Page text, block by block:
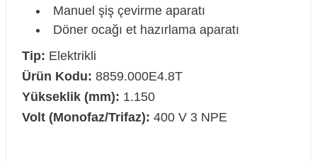
Manuel şiş çevirme aparatı
Döner ocağı et hazırlama aparatı
Tip: Elektrikli
Ürün Kodu: 8859.000E4.8T
Yükseklik (mm): 1.150
Volt (Monofaz/Trifaz): 400 V 3 NPE